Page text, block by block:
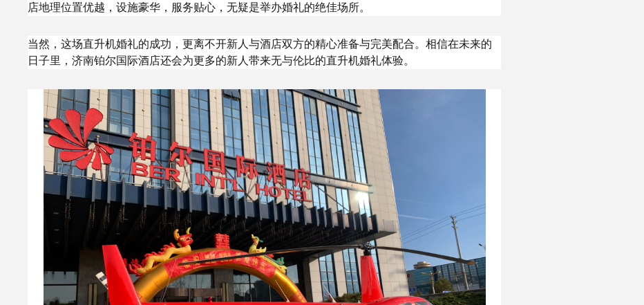
店地理位置优越，设施豪华，服务贴心，无疑是举办婚礼的绝佳场所。
当然，这场直升机婚礼的成功，更离不开新人与酒店双方的精心准备与完美配合。相信在未来的
日子里，济南铂尔国际酒店还会为更多的新人带来无与伦比的直升机婚礼体验。